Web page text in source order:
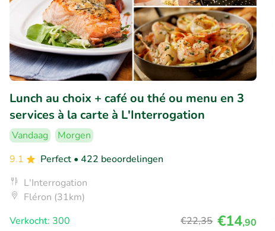
Lunch au choix + café ou thé ou menu en 3
services à la carte à L'Interrogation
Vandaag
Morgen
9.1
Perfect • 422 beoordelingen
L'Interrogation
Fléron (31km)
Verkocht: 300
€22,35 €14,90